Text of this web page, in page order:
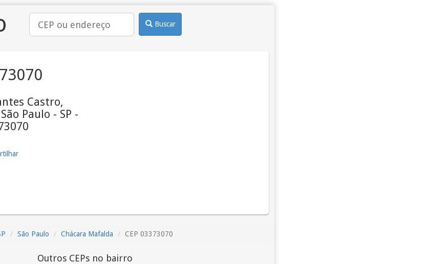
Buscar
Castro,
Paulo - SP -
São Paulo Chácara Mafalda CEP 03373070
Outros CEPs no bairro